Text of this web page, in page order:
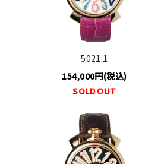
5021.1
154,000円(税込)
SOLD OUT